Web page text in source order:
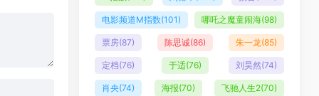
电影频道M指数(101) 哪吒之魔童闹海(98)
票房(87) 陈思诚(86) 朱一龙(85)
定档(76) 于适(76) 刘昊然(74)
肖央(74) 海报(70) 飞驰人生2(70)